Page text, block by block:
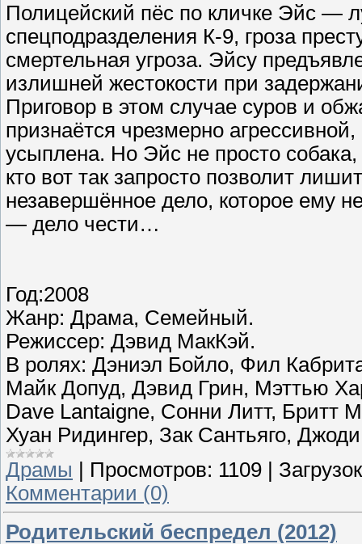
Полицейский пёс по кличке Эйс —
спецподразделения К-9, гроза
смертельная угроза. Эйсу
излишней жестокости при
Приговор в этом случае суров и
признаётся чрезмерно
усыплена. Но Эйс не просто
кто вот так запросто позволит
незавершённое дело, которое ему
— дело чести…
Год:2008
Жанр: Драма, Семейный.
Режиссер: Дэвид МакКэй.
В ролях: Дэниэл Бойло, Фил
Майк Допуд, Дэвид Грин, Мэттью
Dave Lantaigne, Сонни Литт, Бритт
Хуан Ридингер, Зак Сантьяго,
Драмы
Просмотров: 1109
Комментарии (0)
Родительский беспредел (2012)